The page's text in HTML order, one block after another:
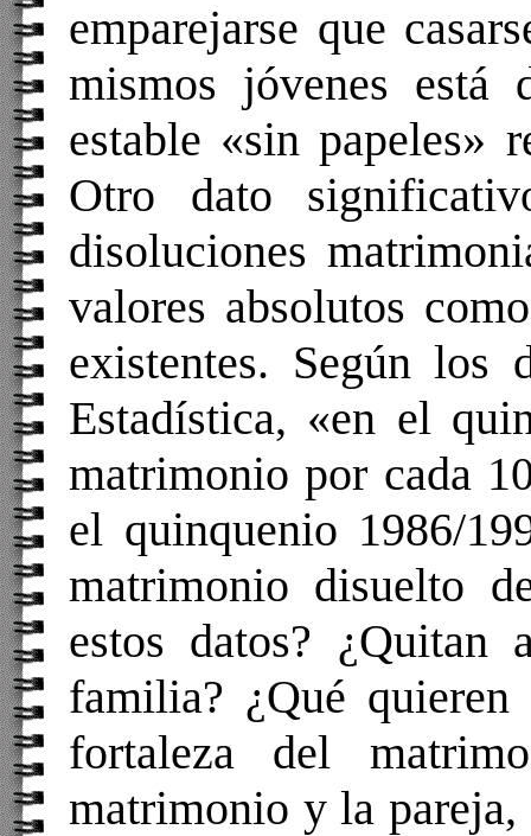
emparejarse que
mismos jóvenes está
estable «sin papeles»
Otro dato
disoluciones
valores absolutos
existentes. Según los
Estadística, «en el
matrimonio por cada
el quinquenio 1986/
matrimonio disuelto
estos datos?
familia? ¿Qué
fortaleza del
matrimonio y la